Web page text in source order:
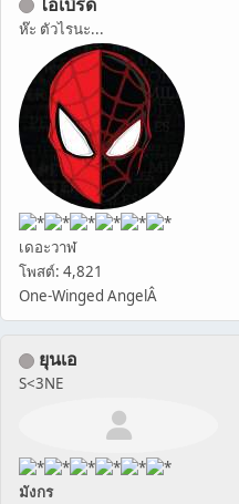
ห๊ะ ตัวไรนะ...
เดอะวาฬ
โพสต์: 4,821
One-Winged AngelÂ
ยุนเอ
S<3NE
มังกร